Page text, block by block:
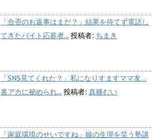
「合否のお返事はまだ？」結果を待てず電話し
てきたバイト応募者... 投稿者: ちまき
「SNS見てくれた？」私になりすますママ友…
裏アカに秘められ... 投稿者: 真篠むい
「家庭環境のせいですね」娘の生理を笑う塾講